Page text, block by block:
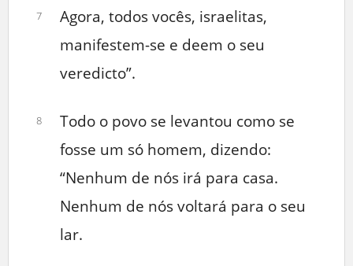
7
Agora, todos vocês, israelitas,
manifestem-se e deem o seu
veredicto”.
8
Todo o povo se levantou como se
fosse um só homem, dizendo:
“Nenhum de nós irá para casa.
Nenhum de nós voltará para o seu
lar.